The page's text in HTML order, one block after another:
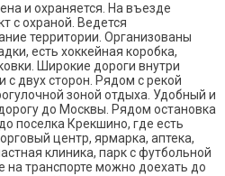
и охраняется. На въезде
с охраной. Ведется
территории. Организованы
есть хоккейная коробка,
Широкие дороги внутри
двух сторон. Рядом с рекой
зоной отдыха. Удобный и
до Москвы. Рядом остановка
поселка Крекшино, где есть
центр, ярмарка, аптека,
клиника, парк с футбольной
на транспорте можно доехать до